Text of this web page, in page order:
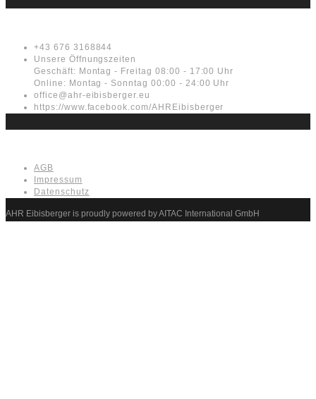
+43 676 3168844
Unsere Öffnungszeiten
Geschäft: Montag - Freitag 08:00 - 17:00 Uhr
Online: Montag - Sonntag 00:00 - 24:00 Uhr
office@ahr-eibisberger.eu
https://www.facebook.com/AHREibisberger
AGB
Impressum
Datenschutz
AHR Eibisberger is proudly powered by AITAC International GmbH